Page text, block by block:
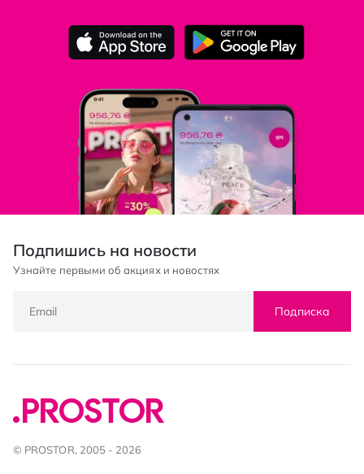
Подпишись на новости
Узнайте первыми об акциях и новостях
Подписка
© PROSTOR, 2005 - 2026